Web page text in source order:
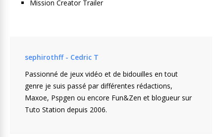
Mission Creator Trailer
sephirothff - Cedric T
Passionné de jeux vidéo et de bidouilles en tout
genre je suis passé par différentes rédactions,
Maxoe, Pspgen ou encore Fun&Zen et blogueur sur
Tuto Station depuis 2006.